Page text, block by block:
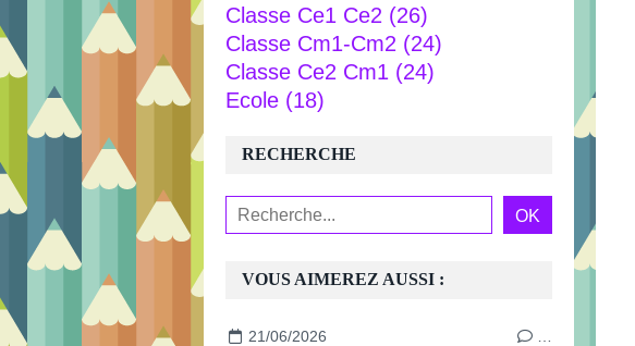
RECHERCHE
VOUS AIMEREZ AUSSI :
21/06/2026 …
Classe Ce1 Ce2 (26)
Classe Cm1-Cm2 (24)
Classe Ce2 Cm1 (24)
Ecole (18)